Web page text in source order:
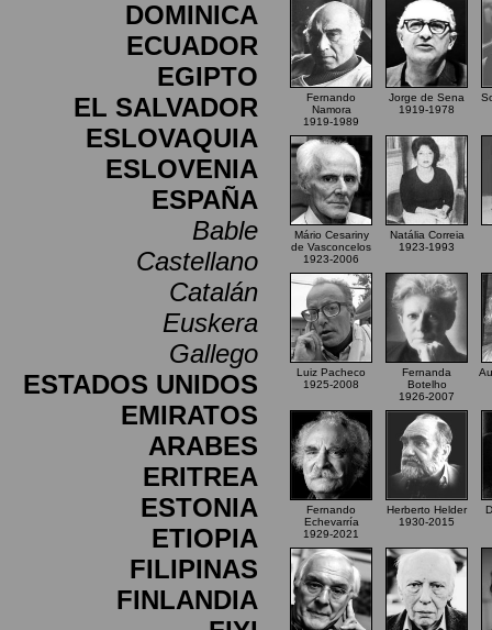
DOMINICA
ECUADOR
EGIPTO
EL SALVADOR
ESLOVAQUIA
ESLOVENIA
ESPAÑA
Bable
Castellano
Catalán
Euskera
Gallego
ESTADOS UNIDOS
EMIRATOS
ARABES
ERITREA
ESTONIA
ETIOPIA
FILIPINAS
FINLANDIA
Fernando
Namora
1919-1989
Jorge de Sena
1919-1978
Mário Cesariny
de Vasconcelos
1923-2006
Natália Correia
1923-1993
Luiz Pacheco
1925-2008
Fernanda
Botelho
1926-2007
Fernando
Echevarría
1929-2021
Herberto Helder
1930-2015